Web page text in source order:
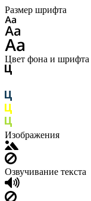
Размер шрифта
Цвет фона и шрифта
Изображения
Озвучивание текста